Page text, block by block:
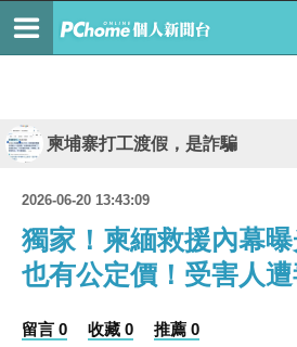
柬埔寨打工渡假，是詐騙
2026-06-20 13:43:09
獨家！柬緬救援內幕
也有公定價！受害人
留言 0 收藏 0 推薦 0